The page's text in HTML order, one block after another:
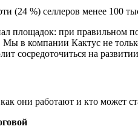
(24 %) селлеров менее 100
площадок: при правильном
в компании Кактус не
сосредоточиться на
они работают и кто